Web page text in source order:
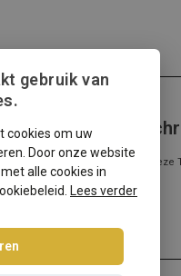
4/Synchro
verlagen? Kies dan voor
prij...
gebruik van
cookies om uw
Door onze website
alle cookies in
Lees verder